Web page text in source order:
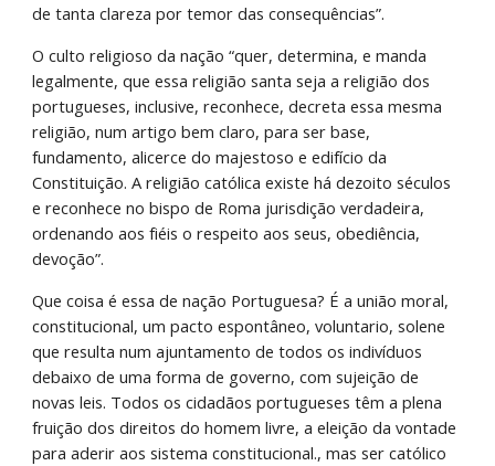
de tanta clareza por temor das consequências”.
O culto religioso da nação “quer, determina, e manda
legalmente, que essa religião santa seja a religião dos
portugueses, inclusive, reconhece, decreta essa mesma
religião, num artigo bem claro, para ser base,
fundamento, alicerce do majestoso e edifício da
Constituição. A religião católica existe há dezoito séculos
e reconhece no bispo de Roma jurisdição verdadeira,
ordenando aos fiéis o respeito aos seus, obediência,
devoção”.
Que coisa é essa de nação Portuguesa? É a união moral,
constitucional, um pacto espontâneo, voluntario, solene
que resulta num ajuntamento de todos os indivíduos
debaixo de uma forma de governo, com sujeição de
novas leis. Todos os cidadãos portugueses têm a plena
fruição dos direitos do homem livre, a eleição da vontade
para aderir aos sistema constitucional., mas ser católico